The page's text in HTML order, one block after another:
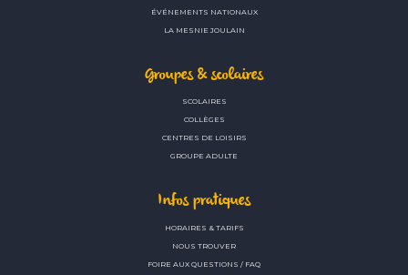
ÉVÉNEMENTS NATIONAUX
LA MESNIE JOULAIN
Groupes & scolaires
SCOLAIRES
COLLÈGES
CENTRES DE LOISIRS
GROUPE ADULTE
Infos pratiques
HORAIRES & TARIFS
NOUS TROUVER
FOIRE AUX QUESTIONS / FAQ